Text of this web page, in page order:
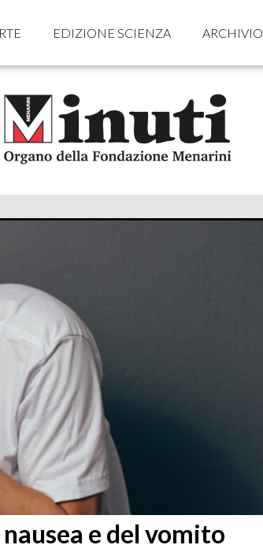
EDIZIONE SCIENZA ARCHIVIO
e del vomito